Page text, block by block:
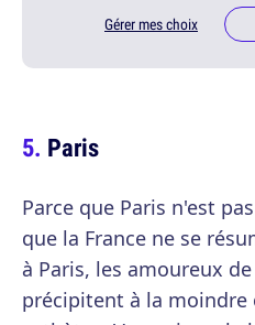
Gérer mes choix
Paris
Parce que Paris n'est
que la France ne se
à Paris, les amoureux
précipitent à la moindre